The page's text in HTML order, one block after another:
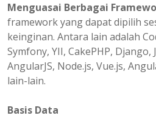
Menguasai Berbagai
framework yang dapat dipilih
keinginan. Antara lain adalah
Symfony, YII, CakePHP, Django,
AngularJS, Node.js, Vue.js,
lain-lain.
Basis Data